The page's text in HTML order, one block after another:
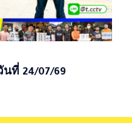
ที่ 24/07/69